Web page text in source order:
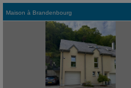
Maison à Brandenbourg